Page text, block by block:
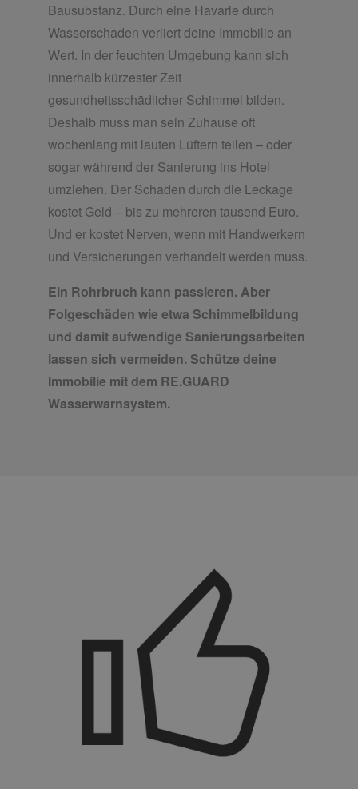
Bausubstanz. Durch eine Havarie durch
Wasserschaden verliert deine Immobilie an
Wert. In der feuchten Umgebung kann sich
innerhalb kürzester Zeit
gesundheitsschädlicher Schimmel bilden.
Deshalb muss man sein Zuhause oft
wochenlang mit lauten Lüftern teilen – oder
sogar während der Sanierung ins Hotel
umziehen. Der Schaden durch die Leckage
kostet Geld – bis zu mehreren tausend Euro.
Und er kostet Nerven, wenn mit Handwerkern
und Versicherungen verhandelt werden muss.
Ein Rohrbruch kann passieren. Aber
Folgeschäden wie etwa Schimmelbildung
und damit aufwendige Sanierungsarbeiten
lassen sich vermeiden. Schütze deine
Immobilie mit dem RE.GUARD
Wasserwarnsystem.